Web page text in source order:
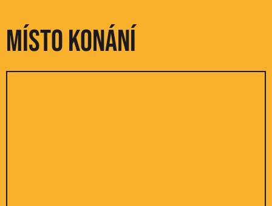
Místo konání